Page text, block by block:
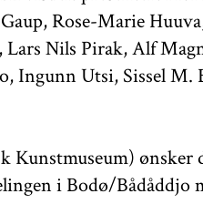
Rose-Marie
Nils Pirak, Alf
Ingunn Utsi, Sissel M.
Kunstmuseum) ønsker
i Bodø/Bådåddjo